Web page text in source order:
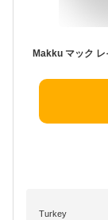
Turkey